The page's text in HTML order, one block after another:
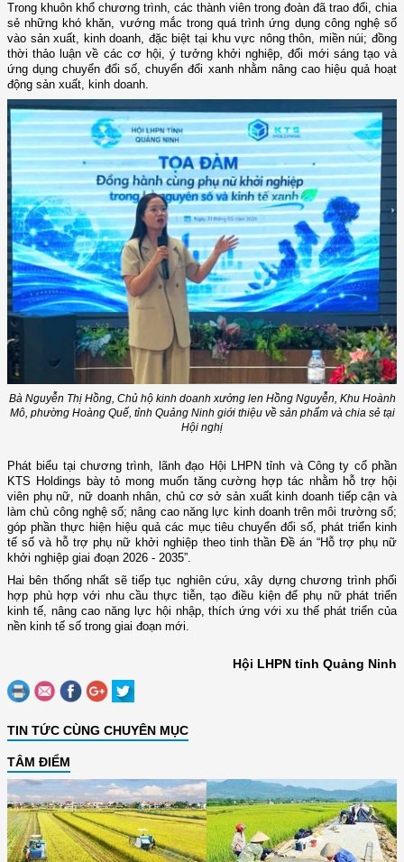
Trong khuôn khổ chương trình, các thành viên trong đoàn đã trao đổi, chia
sẻ những khó khăn, vướng mắc trong quá trình ứng dụng công nghệ số
vào sản xuất, kinh doanh, đặc biệt tại khu vực nông thôn, miền núi; đồng
thời thảo luận về các cơ hội, ý tưởng khởi nghiệp, đổi mới sáng tạo và
ứng dụng chuyển đổi số, chuyển đổi xanh nhằm nâng cao hiệu quả hoạt
động sản xuất, kinh doanh.
Bà Nguyễn Thị Hồng, Chủ hộ kinh doanh xưởng len Hồng Nguyễn, Khu Hoành
Mô, phường Hoàng Quế, tỉnh Quảng Ninh giới thiệu về sản phẩm và chia sẻ tại
Hội nghị
Phát biểu tại chương trình, lãnh đạo Hội LHPN tỉnh và Công ty cổ phần
KTS Holdings bày tỏ mong muốn tăng cường hợp tác nhằm hỗ trợ hội
viên phụ nữ, nữ doanh nhân, chủ cơ sở sản xuất kinh doanh tiếp cận và
làm chủ công nghệ số; nâng cao năng lực kinh doanh trên môi trường số;
góp phần thực hiện hiệu quả các mục tiêu chuyển đổi số, phát triển kinh
tế số và hỗ trợ phụ nữ khởi nghiệp theo tinh thần Đề án “Hỗ trợ phụ nữ
khởi nghiệp giai đoạn 2026 - 2035”.
Hai bên thống nhất sẽ tiếp tục nghiên cứu, xây dựng chương trình phối
hợp phù hợp với nhu cầu thực tiễn, tạo điều kiện để phụ nữ phát triển
kinh tế, nâng cao năng lực hội nhập, thích ứng với xu thế phát triển của
nền kinh tế số trong giai đoạn mới.
Hội LHPN tỉnh Quảng Ninh
TIN TỨC CÙNG CHUYÊN MỤC
TÂM ĐIỂM